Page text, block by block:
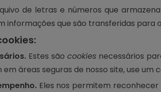
de letras e números que
informações que são transferidas para
Estes são cookiesnecessários
áreas seguras de nosso site, use
Eles nos permitem